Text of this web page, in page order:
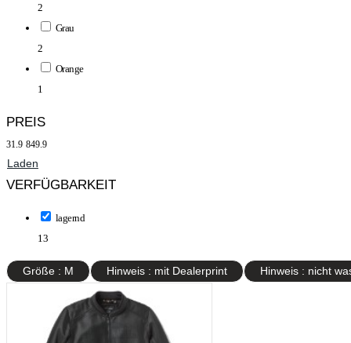
2
Grau
2
Orange
1
PREIS
31.9 849.9
Laden
VERFÜGBARKEIT
lagernd
13
Größe : M Hinweis : mit Dealerprint Hinweis :